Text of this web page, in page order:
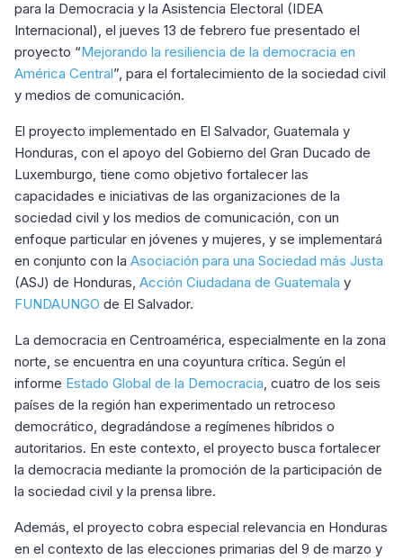
para la Democracia y la Asistencia Electoral (IDEA
Internacional), el jueves 13 de febrero fue presentado el
proyecto “Mejorando la resiliencia de la democracia en
América Central”, para el fortalecimiento de la sociedad civil
y medios de comunicación.
El proyecto implementado en El Salvador, Guatemala y
Honduras, con el apoyo del Gobierno del Gran Ducado de
Luxemburgo, tiene como objetivo fortalecer las
capacidades e iniciativas de las organizaciones de la
sociedad civil y los medios de comunicación, con un
enfoque particular en jóvenes y mujeres, y se implementará
en conjunto con la Asociación para una Sociedad más Justa
(ASJ) de Honduras, Acción Ciudadana de Guatemala y
FUNDAUNGO de El Salvador.
La democracia en Centroamérica, especialmente en la zona
norte, se encuentra en una coyuntura crítica. Según el
informe Estado Global de la Democracia , cuatro de los seis
países de la región han experimentado un retroceso
democrático, degradándose a regímenes híbridos o
autoritarios. En este contexto, el proyecto busca fortalecer
la democracia mediante la promoción de la participación de
la sociedad civil y la prensa libre.
Además, el proyecto cobra especial relevancia en Honduras
en el contexto de las elecciones primarias del 9 de marzo y